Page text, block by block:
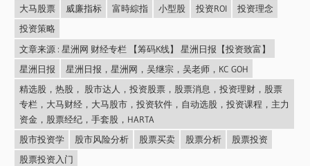
大马股票
威廉指标 富時綜指 小型股 投资ROI
投资理念
投资策略
文章来源 : 星洲网 财经专栏 【筹码K线】 星洲日报【投资致富】
星洲日报
星洲日报，星洲网，吴继宗，吴老师，KC GOH
精选股，热股， 股市达人，投资股票，股票消息，投资理财，股票
专栏，大马财经，大马股市，投资软件，自动选股，投资课程，主力
资金，股票经纪，手套股，HARTA
股市投资学
股市风险分析 股票买卖 股票分析
股票投资
股票投资入门